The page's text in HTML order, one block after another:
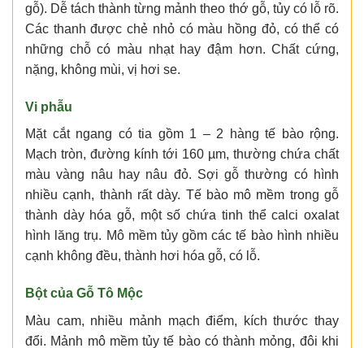
gỗ). Dễ tách thành từng mảnh theo thớ gỗ, tủy có lỗ rõ.
Các thanh được chẻ nhỏ có màu hồng đỏ, có thể có
những chỗ có màu nhạt hay đậm hơn. Chất cứng,
nặng, không mùi, vị hơi se.
Vi phẫu
Mặt cắt ngang có tia gồm 1 – 2 hàng tế bào rộng.
Mạch tròn, đường kính tới 160 µm, thường chứa chất
màu vàng nâu hay nâu đỏ. Sợi gỗ thường có hình
nhiều cạnh, thành rất dày. Tế bào mô mềm trong gỗ
thành dày hóa gỗ, một số chứa tinh thể calci oxalat
hình lăng trụ. Mô mềm tủy gồm các tế bào hình nhiều
cạnh không đều, thành hơi hóa gỗ, có lỗ.
Bột của Gỗ Tô Mộc
Màu cam, nhiều mảnh mạch điểm, kích thước thay
đổi. Mảnh mô mềm tủy tế bào có thành mỏng, đôi khi